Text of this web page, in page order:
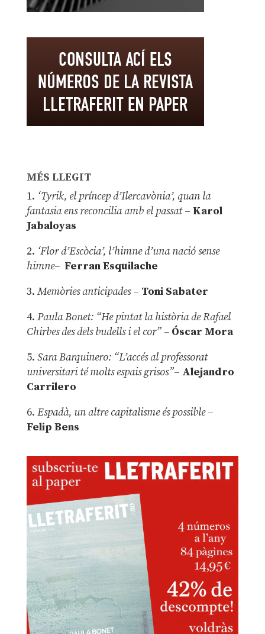
MÉS LLEGIT
1. ‘Tyrik, el príncep d’Ilercavònia’, quan la
fantasia ens reconcilia amb el passat– Karol
Jabaloyas
2. ‘Flor d’Escòcia’, l’himne d’una nació sense
himne– Ferran Esquilache
3. Memòries anticipades– Toni Sabater
4. Paula Bonet: “He pintat la història de Rafael
Chirbes des dels budells i el cor” –Óscar Mora
5. Sara Barquinero: “L’accés al professorat
universitari té molts espais grisos”– Alejandro
Carrilero
6. Espadà, un altre capitalisme és possible –
Felip Bens